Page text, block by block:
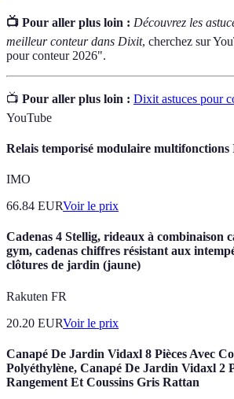
📺 Pour aller plus loin : Découvrez les
meilleur conteur dans Dixit, cherchez sur
pour conteur 2026".
📺 Pour aller plus loin : Dixit astuces pour
YouTube
Relais temporisé modulaire
IMO
66.84 EURVoir le prix
Cadenas 4 Stellig, rideaux à combinaison
gym, cadenas chiffres résistant aux
clôtures de jardin (jaune)
Rakuten FR
20.20 EURVoir le prix
Canapé De Jardin Vidaxl 8 Pièces Avec
Polyéthylène, Canapé De Jardin Vidaxl 2
Rangement Et Coussins Gris Rattan